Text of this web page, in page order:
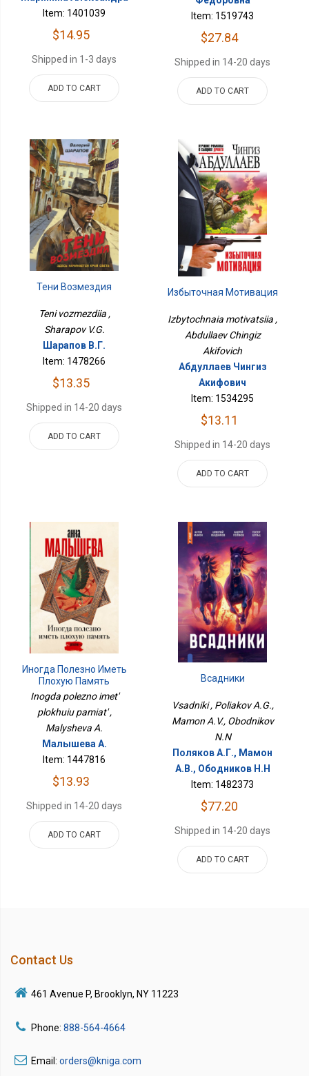
Item: 1401039
$14.95
Shipped in 1-3 days
ADD TO CART
Item: 1519743
$27.84
Shipped in 14-20 days
ADD TO CART
Тени Возмездия
Teni vozmezdiia ,
Sharapov V.G.
Шарапов В.Г.
Item: 1478266
$13.35
Shipped in 14-20 days
ADD TO CART
Избыточная Мотивация
Izbytochnaia motivatsiia ,
Abdullaev Chingiz
Akifovich
Абдуллаев Чингиз
Акифович
Item: 1534295
$13.11
Shipped in 14-20 days
ADD TO CART
Иногда Полезно Иметь
Плохую Память
Inogda polezno imet'
plokhuiu pamiat' ,
Malysheva A.
Малышева А.
Item: 1447816
$13.93
Shipped in 14-20 days
ADD TO CART
Всадники
Vsadniki , Poliakov A.G.,
Mamon A.V., Obodnikov
N.N
Поляков А.Г., Мамон
А.В., Ободников Н.Н
Item: 1482373
$77.20
Shipped in 14-20 days
ADD TO CART
Contact Us
461 Avenue P, Brooklyn, NY 11223
Phone: 888-564-4664
Email: orders@kniga.com